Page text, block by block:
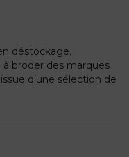
déstockage.
à broder des marques
d’une sélection de